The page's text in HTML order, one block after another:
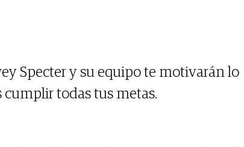
Specter y su equipo te motivarán lo
cumplir todas tus metas.